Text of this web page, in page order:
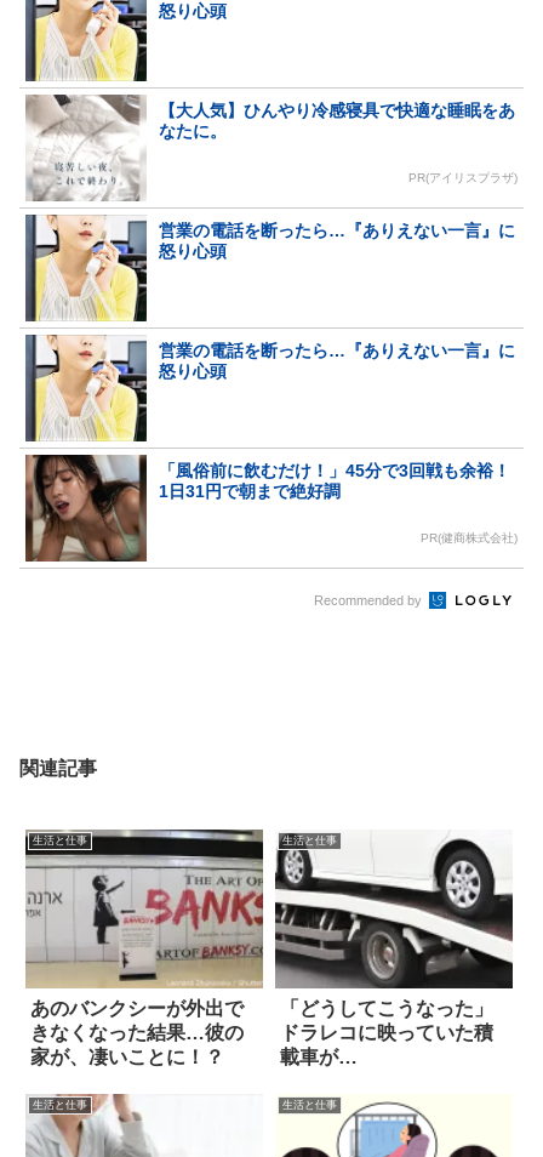
怒り心頭
【大人気】ひんやり冷感寝具で快適な睡眠をあ
なたに。
PR(アイリスプラザ)
営業の電話を断ったら…『ありえない一言』に
怒り心頭
営業の電話を断ったら…『ありえない一言』に
怒り心頭
「風俗前に飲むだけ！」45分で3回戦も余裕！
1日31円で朝まで絶好調
PR(健商株式会社)
Recommended by
関連記事
生活と仕事
あのバンクシーが外出で
きなくなった結果…彼の
家が、凄いことに！？
生活と仕事
「どうしてこうなった」
ドラレコに映っていた積
載車が…
生活と仕事 生活と仕事